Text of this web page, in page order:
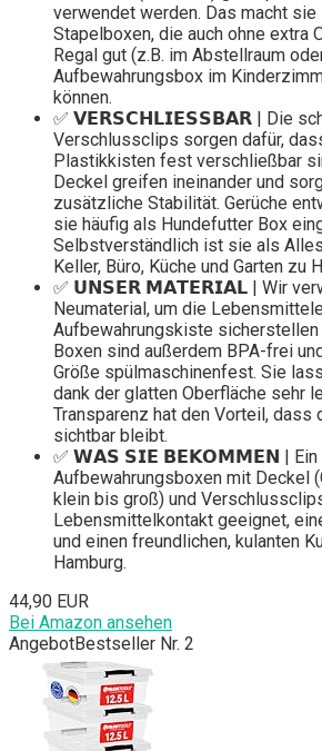
verwendet werden. Das macht
Stapelboxen, die auch ohne extra
Regal gut (z.B. im Abstellraum
Aufbewahrungsbox im
können.
✅ 𝗩𝗘𝗥𝗦𝗖𝗛𝗟𝗜𝗘𝗦𝗦𝗕𝗔𝗥 | Die
Verschlussclips sorgen dafür,
Plastikkisten fest verschließbar
Deckel greifen ineinander und
zusätzliche Stabilität. Gerüche
sie häufig als Hundefutter Box
Selbstverständlich ist sie als
Keller, Büro, Küche und Garten zu
✅ 𝗨𝗡𝗦𝗘𝗥 𝗠𝗔𝗧𝗘𝗥𝗜𝗔𝗟 | Wir
Neumaterial, um die
Aufbewahrungskiste sicherstellen
Boxen sind außerdem BPA-frei
Größe spülmaschinenfest. Sie
dank der glatten Oberfläche sehr
Transparenz hat den Vorteil, dass
sichtbar bleibt.
✅ 𝗪𝗔𝗦 𝗦𝗜𝗘 𝗕𝗘𝗞𝗢𝗠𝗠𝗘𝗡 | Ein
Aufbewahrungsboxen mit Deckel
klein bis groß) und
Lebensmittelkontakt geeignet,
und einen freundlichen, kulanten
Hamburg.
44,90 EUR
Bei Amazon ansehen
AngebotBestseller Nr. 2